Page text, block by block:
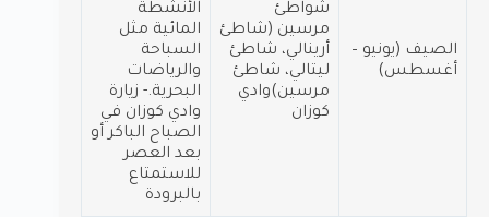
الصيف (يونيو –
أغسطس)
شواطئ
مرسين (شاطئ
أرينالي، شاطئ
ليتالي، شاطئ
مرسين)وادي
كوزان
الأنشطة
المائية مثل
السباحة
والرياضات
البحرية.- زيارة
وادي كوزان في
الصباح الباكر أو
بعد العصر
للاستمتاع
بالبرودة